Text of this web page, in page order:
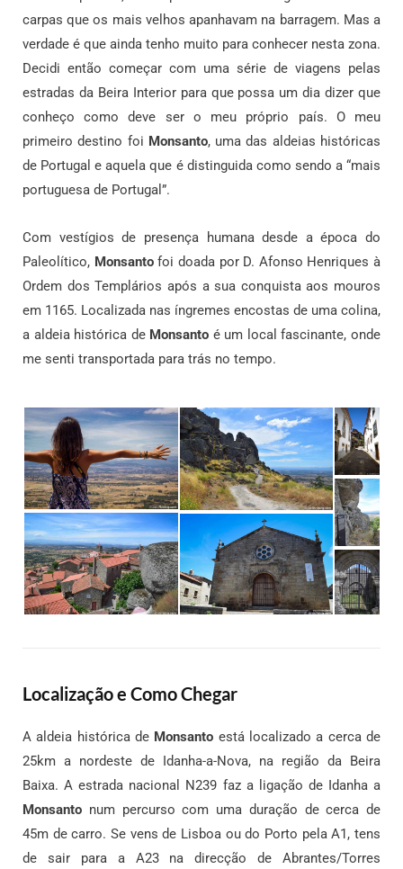
carpas que os mais velhos apanhavam na barragem. Mas a
verdade é que ainda tenho muito para conhecer nesta zona.
Decidi então começar com uma série de viagens pelas
estradas da Beira Interior para que possa um dia dizer que
conheço como deve ser o meu próprio país. O meu
primeiro destino foi Monsanto, uma das aldeias históricas
de Portugal e aquela que é distinguida como sendo a “mais
portuguesa de Portugal”.
Com vestígios de presença humana desde a época do
Paleolítico, Monsantofoi doada por D. Afonso Henriques à
Ordem dos Templários após a sua conquista aos mouros
em 1165. Localizada nas íngremes encostas de uma colina,
a aldeia histórica de Monsanto é um local fascinante, onde
me senti transportada para trás no tempo.
Localização e Como Chegar
A aldeia histórica de Monsanto está localizado a cerca de
25km a nordeste de Idanha-a-Nova, na região da Beira
Baixa. A estrada nacional N239 faz a ligação de Idanha a
Monsanto num percurso com uma duração de cerca de
45m de carro. Se vens de Lisboa ou do Porto pela A1, tens
de sair para a A23 na direcção de Abrantes/Torres